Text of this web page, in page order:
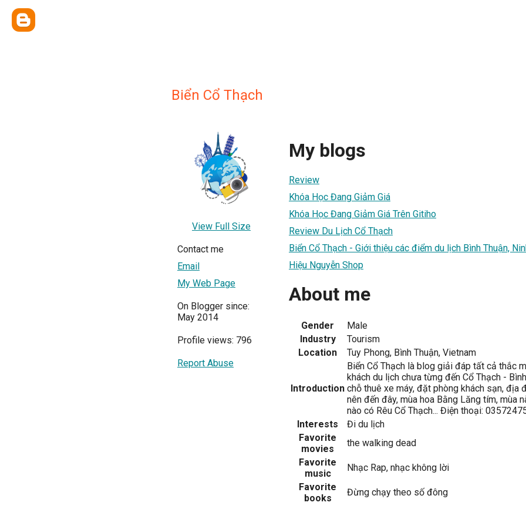
Biển Cổ Thạch
View Full Size
Contact me
Email
My Web Page
On Blogger since:
May 2014
Profile views: 796
Report Abuse
My blogs
Review
Khóa Học Đang Giảm Giá
Khóa Học Đang Giảm Giá Trên Gitiho
Review Du Lịch Cổ Thạch
Biển Cổ Thạch - Giới thiệu các điểm du lịch Bình Thuận,
Hiệu Nguyễn Shop
About me
Gender
Male
Industry
Tourism
Location
Tuy Phong, Bình Thuận, Vietnam
Introduction
Biển Cổ Thạch là blog giải đáp tất cả thắc
khách du lịch chưa từng đến Cổ Thạch -
chỗ thuê xe máy, đặt phòng khách sạn, địa
nên đến đây, mùa hoa Bằng Lăng tím, mùa
nào có Rêu Cổ Thạch... Điện thoại:
Interests
Đi du lịch
Favorite
movies
the walking dead
Favorite
music
Nhạc Rap, nhạc không lời
Favorite
books
Đừng chạy theo số đông